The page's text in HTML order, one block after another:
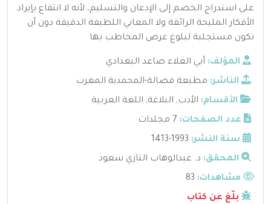
على استدراج الخصم إلى الإذعان والتسليم، لأنه لا انتفاع بإيراد
الأفكار المليحة الرائقة ولا المعاني اللطيفة الدقيقة دون أن
تكون مستجلبة لبلوغ غرض المخاطب بها
المؤلف: أبي العلاء صاعد البغدادي
الناشر: مطبعة فضالة-المحمدية المغرب
الأقسام: الأدب, البلاغة, اللغة العربية
عدد الصفحات: 7 مجلدات
سنة النشر: 1993-1413
المحقق: د. عبدالوهاب التازي سعود
مشاهدات:
بلّغ عن كتاب